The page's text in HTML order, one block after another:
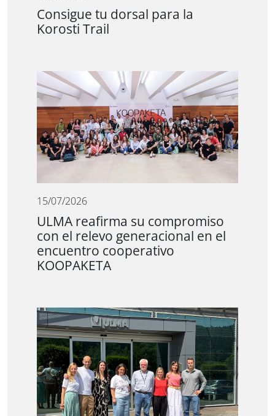
Consigue tu dorsal para la
Korosti Trail
15/07/2026
ULMA reafirma su compromiso
con el relevo generacional en el
encuentro cooperativo
KOOPAKETA